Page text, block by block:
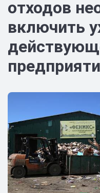
отходов
включить